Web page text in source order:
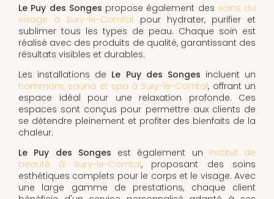
Le Puy des Songes propose également des soins du
visage à Sury-le-Comtal pour hydrater, purifier et
sublimer tous les types de peau. Chaque soin est
réalisé avec des produits de qualité, garantissant des
résultats visibles et durables.
Les installations de Le Puy des Songes incluent un
hammam, sauna et spa à Sury-le-Comtal, offrant un
espace idéal pour une relaxation profonde. Ces
espaces sont conçus pour permettre aux clients de
se détendre pleinement et profiter des bienfaits de la
chaleur.
Le Puy des Songes est également un institut de
beauté à Sury-le-Comtal, proposant des soins
esthétiques complets pour le corps et le visage. Avec
une large gamme de prestations, chaque client